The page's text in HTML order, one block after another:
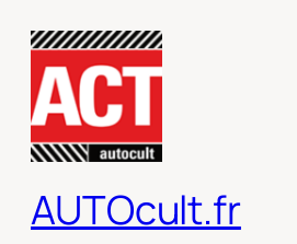
contenu
AUTOcult.fr